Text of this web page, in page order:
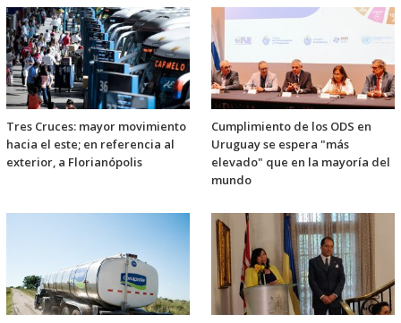
Tres Cruces: mayor movimiento
hacia el este; en referencia al
exterior, a Florianópolis
Cumplimiento de los ODS en
Uruguay se espera "más
elevado" que en la mayoría del
mundo